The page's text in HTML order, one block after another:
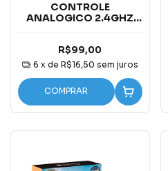
CONTROLE
ANALOGICO 2.4GHZ
R$99,00
6 x de R$16,50 sem juros
COMPRAR